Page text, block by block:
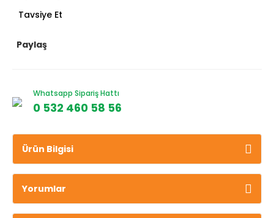
Tavsiye Et
Paylaş
Whatsapp Sipariş Hattı
0 532 460 58 56
Ürün Bilgisi
Yorumlar